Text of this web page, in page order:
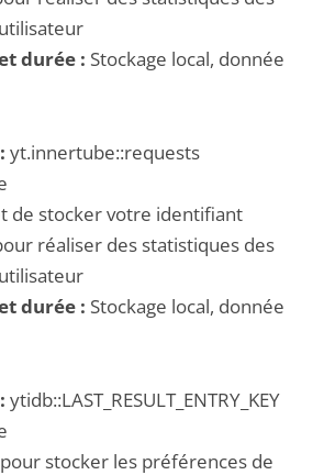
durée : Stockage local, donnée
yt.innertube::requests
de stocker votre identifiant
réaliser des statistiques des
durée : Stockage local, donnée
ytidb::LAST_RESULT_ENTRY_KEY
stocker les préférences de